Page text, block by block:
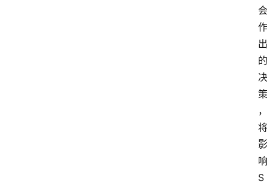
会
作
出
的
决
策
，
将
影
响
S